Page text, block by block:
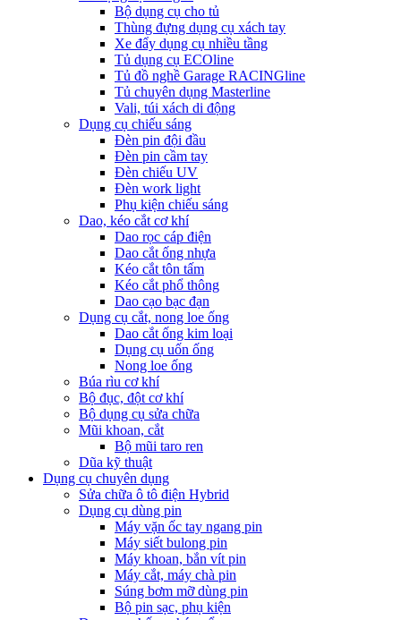
Bộ dụng cụ cho tủ
Thùng đựng dụng cụ xách tay
Xe đẩy dụng cụ nhiều tầng
Tủ dụng cụ ECOline
Tủ đồ nghề Garage RACINGline
Tủ chuyên dụng Masterline
Vali, túi xách di động
Dụng cụ chiếu sáng
Đèn pin đội đầu
Đèn pin cầm tay
Đèn chiếu UV
Đèn work light
Phụ kiện chiếu sáng
Dao, kéo cắt cơ khí
Dao rọc cáp điện
Dao cắt ống nhựa
Kéo cắt tôn tấm
Kéo cắt phổ thông
Dao cạo bạc đạn
Dụng cụ cắt, nong loe ống
Dao cắt ống kim loại
Dụng cụ uốn ống
Nong loe ống
Búa rìu cơ khí
Bộ đục, đột cơ khí
Bộ dụng cụ sửa chữa
Mũi khoan, cắt
Bộ mũi taro ren
Dũa kỹ thuật
Dụng cụ chuyên dụng
Sửa chữa ô tô điện Hybrid
Dụng cụ dùng pin
Máy vặn ốc tay ngang pin
Máy siết bulong pin
Máy khoan, bắn vít pin
Máy cắt, máy chà pin
Súng bơm mỡ dùng pin
Bộ pin sạc, phụ kiện